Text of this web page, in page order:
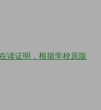
读证明，根据学校原版